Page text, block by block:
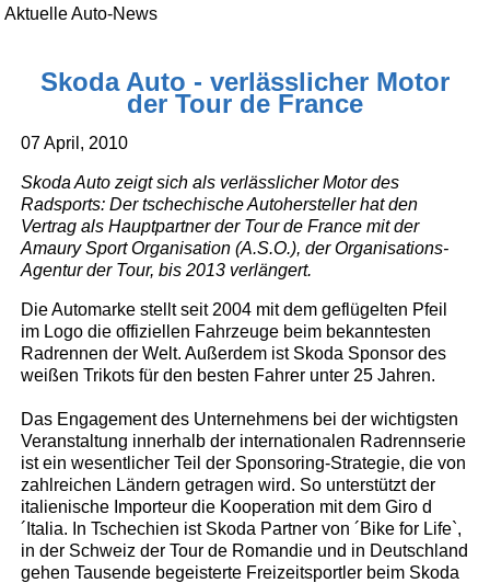
Aktuelle Auto-News
Skoda Auto - verlässlicher Motor
der Tour de France
07 April, 2010
Skoda Auto zeigt sich als verlässlicher Motor des
Radsports: Der tschechische Autohersteller hat den
Vertrag als Hauptpartner der Tour de France mit der
Amaury Sport Organisation (A.S.O.), der Organisations-
Agentur der Tour, bis 2013 verlängert.
Die Automarke stellt seit 2004 mit dem geflügelten Pfeil
im Logo die offiziellen Fahrzeuge beim bekanntesten
Radrennen der Welt. Außerdem ist Skoda Sponsor des
weißen Trikots für den besten Fahrer unter 25 Jahren.
Das Engagement des Unternehmens bei der wichtigsten
Veranstaltung innerhalb der internationalen Radrennserie
ist ein wesentlicher Teil der Sponsoring-Strategie, die von
zahlreichen Ländern getragen wird. So unterstützt der
italienische Importeur die Kooperation mit dem Giro d
´Italia. In Tschechien ist Skoda Partner von ´Bike for Life`,
in der Schweiz der Tour de Romandie und in Deutschland
gehen Tausende begeisterte Freizeitsportler beim Skoda